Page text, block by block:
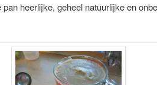
heerlijke, geheel natuurlijke en